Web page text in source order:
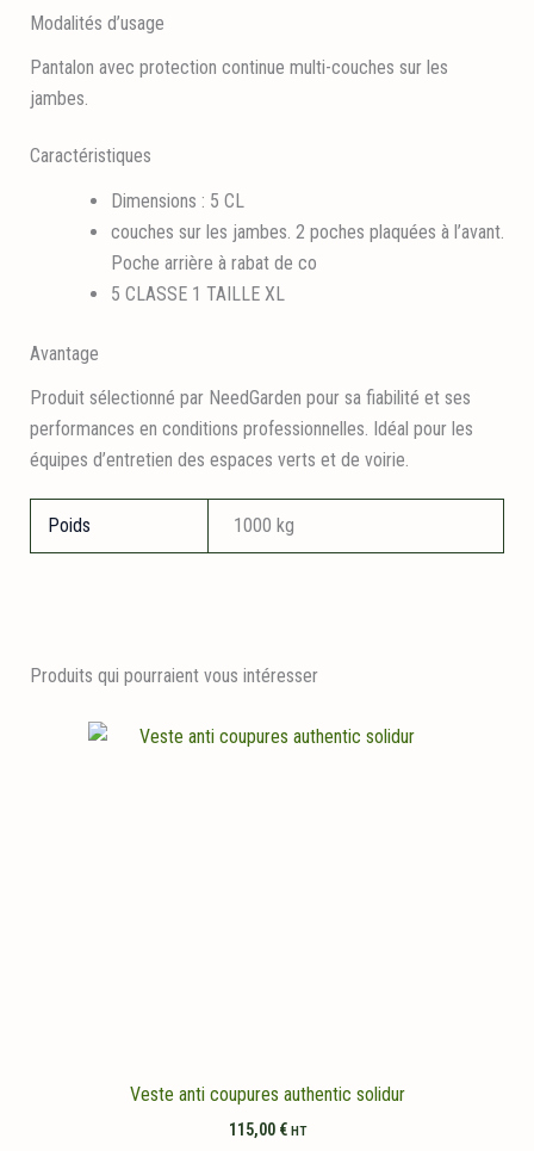
Modalités d’usage
Pantalon avec protection continue multi-couches sur les
jambes.
Caractéristiques
Dimensions : 5 CL
couches sur les jambes. 2 poches plaquées à l’avant.
Poche arrière à rabat de co
5 CLASSE 1 TAILLE XL
Avantage
Produit sélectionné par NeedGarden pour sa fiabilité et ses
performances en conditions professionnelles. Idéal pour les
équipes d’entretien des espaces verts et de voirie.
Poids 1000 kg
Produits qui pourraient vous intéresser
Veste anti coupures authentic solidur
115,00 € HT